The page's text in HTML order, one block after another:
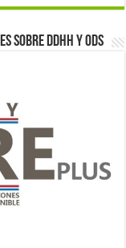
DDHH y ODS